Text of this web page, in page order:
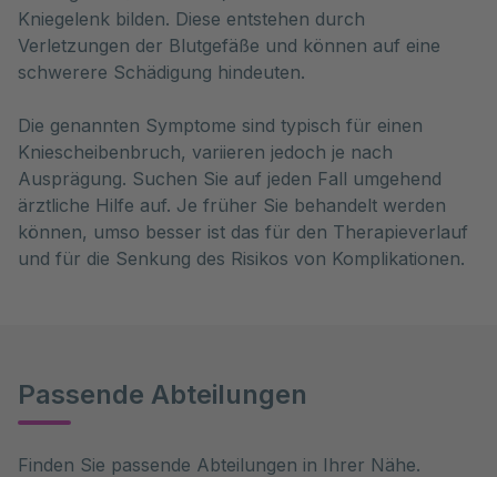
Kniegelenk bilden. Diese entstehen durch
Verletzungen der Blutgefäße und können auf eine
schwerere Schädigung hindeuten.
Die genannten Symptome sind typisch für einen
Kniescheibenbruch, variieren jedoch je nach
Ausprägung. Suchen Sie auf jeden Fall umgehend
ärztliche Hilfe auf. Je früher Sie behandelt werden
können, umso besser ist das für den Therapieverlauf
und für die Senkung des Risikos von Komplikationen.
Passende Abteilungen
Finden Sie passende Abteilungen in Ihrer Nähe.